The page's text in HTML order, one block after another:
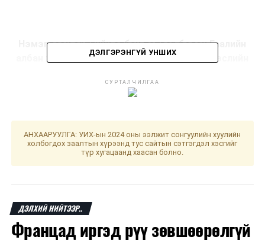
Нэмэгдсэн өртгийн албан татвар болон Гаалийн
албан татвараас чөлөөлөх тухай хуулийн төслийн
Монгол Улсын Засгийн газраас хүн амын өвчлөл, нас
халдварыг оношлох, эмчлэхэд анхаарал хандуулж,
олон талт арга хэмжээг авч хэрэгжүүлж байна.
Тухайлбал, 2011-2015 онд Халдварт өвчинтэй тэмцэх
үндэсний хөтөлбөр, Вируст гепатиттай тэмцэх,
бүтэн Монгол” үндэсний хөтөлбөрийг амжилттай
хэрэгжүүлсэн.
ДЭЛГЭРЭНГҮЙ УНШИХ
СУРТАЛЧИЛГАА
АНХААРУУЛГА: УИХ-ын 2024 оны ээлжит сонгуулийн хуулийн
холбогдох заалтын хүрээнд тус сайтын сэтгэгдэл хэсгийг
түр хугацаанд хаасан болно.
ДЭЛХИЙ НИЙТЭЭР..
Францад иргэд рүү зөвшөөрөлгүй